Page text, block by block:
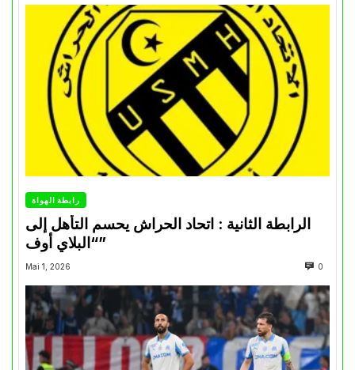
رابطة الهواة
الرابطة الثانية : اتحاد الحراش يحسم التأهل إلى
“البلاي أوف”
Mai 1, 2026 0